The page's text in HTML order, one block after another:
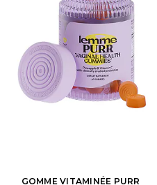
GOMME VITAMINÉE PURR